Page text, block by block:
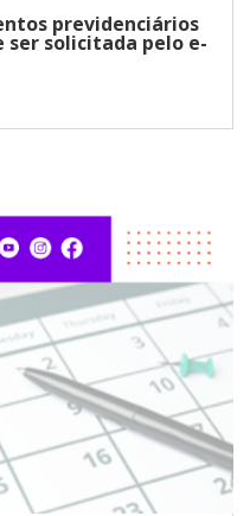
previdenciários
ser solicitada pelo e-